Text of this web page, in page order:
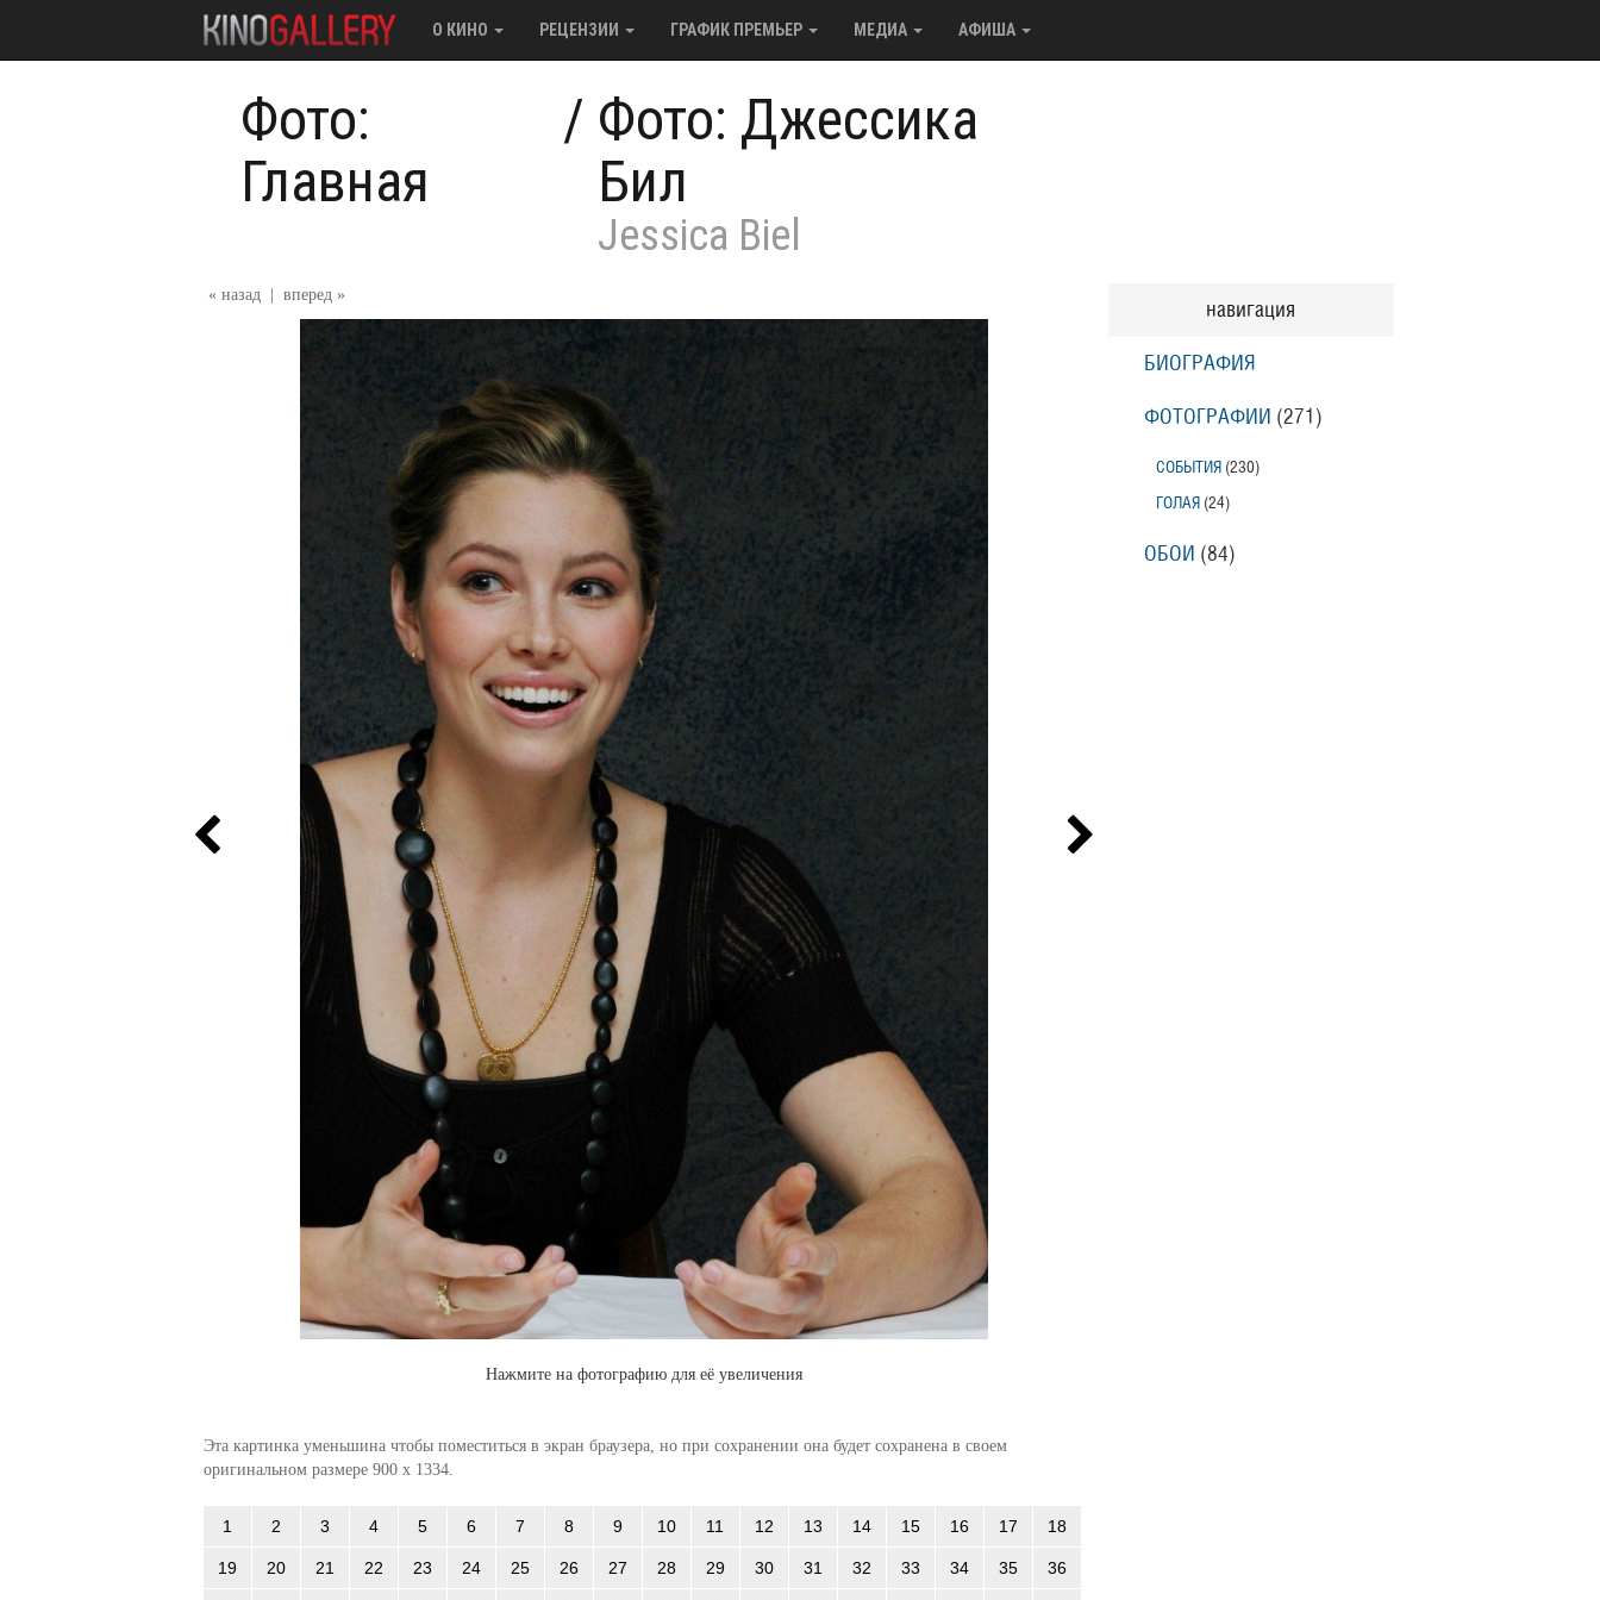
О КИНО РЕЦЕНЗИИ ГРАФИК ПРЕМЬЕР МЕДИА АФИША
Фото:
Главная
/ Фото: Джессика
Бил
Jessica Biel
« назад вперед »
Нажмите на фотографию для её увеличения
Эта картинка уменьшина чтобы поместиться в экран браузера, но при сохранении она будет сохранена в своем
оригинальном размере 900 x 1334.
1 2 3 4 5 6 7 8 9 10 11 12 13 14 15 16 17 18
19 20 21 22 23 24 25 26 27 28 29 30 31 32 33 34 35 36
навигация
БИОГРАФИЯ
ФОТОГРАФИИ (271 )
СОБЫТИЯ (230)
ГОЛАЯ (24)
ОБОИ (84)